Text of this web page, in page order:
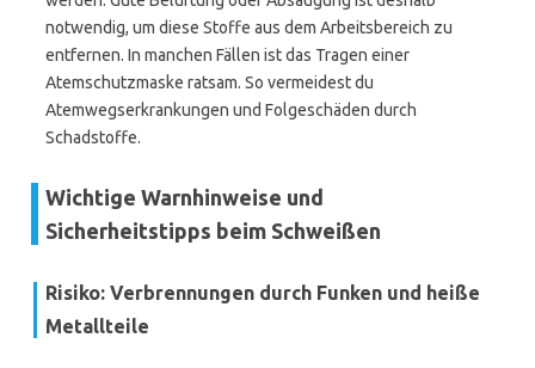
notwendig, um diese Stoffe aus dem Arbeitsbereich zu
entfernen. In manchen Fällen ist das Tragen einer
Atemschutzmaske ratsam. So vermeidest du
Atemwegserkrankungen und Folgeschäden durch
Schadstoffe.
Wichtige Warnhinweise und
Sicherheitstipps beim Schweißen
Risiko: Verbrennungen durch Funken und heiße
Metallteile